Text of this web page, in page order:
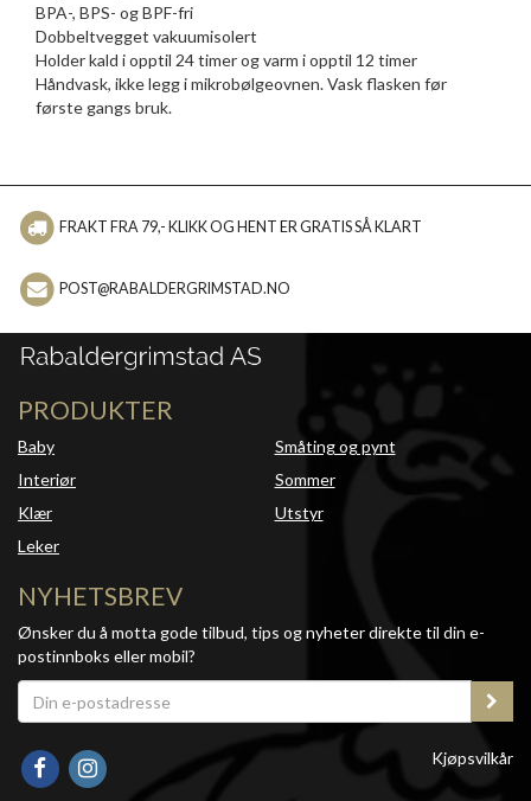
BPA-, BPS- og BPF-fri
Dobbeltvegget vakuumisolert
Holder kald i opptil 24 timer og varm i opptil 12 timer
Håndvask, ikke legg i mikrobølgeovnen. Vask flasken før
første gangs bruk.
FRAKT FRA 79,- KLIKK OG HENT ER GRATIS SÅ KLART
POST@RABALDERGRIMSTAD.NO
PRODUKTER
Baby
Interiør
Klær
Leker
Småting og pynt
Sommer
Utstyr
NYHETSBREV
Ønsker du å motta gode tilbud, tips og nyheter direkte til din e-
postinnboks eller mobil?
Kjøpsvilkår